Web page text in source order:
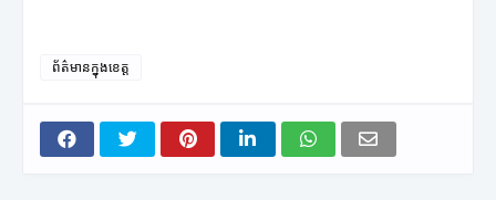
ព័ត៌មានក្នុងខេត្ត